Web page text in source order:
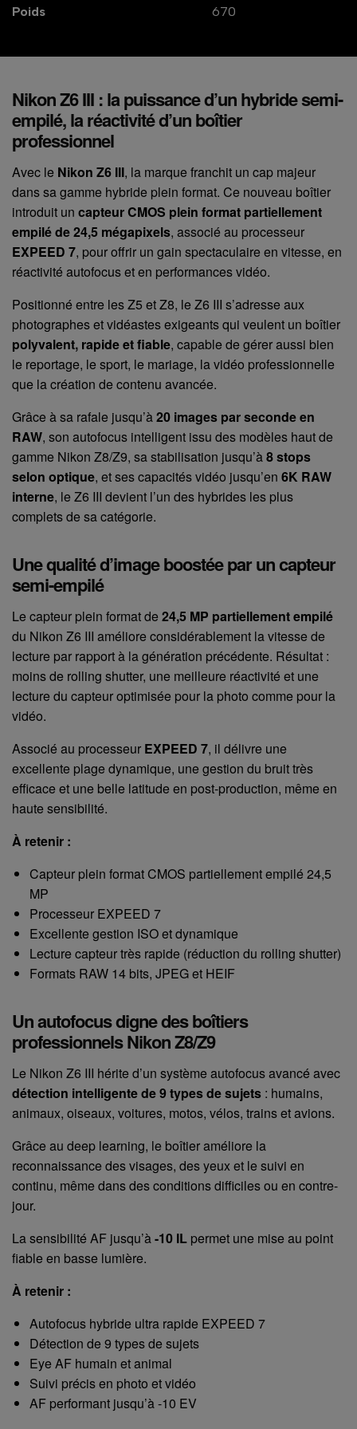
Poids 670
Nikon Z6 III : la puissance d’un hybride semi-
empilé, la réactivité d’un boîtier
professionnel
Avec le Nikon Z6 III, la marque franchit un cap majeur
dans sa gamme hybride plein format. Ce nouveau boîtier
introduit un capteur CMOS plein format partiellement
empilé de 24,5 mégapixels, associé au processeur
EXPEED 7, pour offrir un gain spectaculaire en vitesse, en
réactivité autofocus et en performances vidéo.
Positionné entre les Z5 et Z8, le Z6 III s’adresse aux
photographes et vidéastes exigeants qui veulent un boîtier
polyvalent, rapide et fiable, capable de gérer aussi bien
le reportage, le sport, le mariage, la vidéo professionnelle
que la création de contenu avancée.
Grâce à sa rafale jusqu’à20 images par seconde en
RAW, son autofocus intelligent issu des modèles haut de
gamme Nikon Z8/Z9, sa stabilisation jusqu’à8 stops
selon optique, et ses capacités vidéo jusqu’en 6K RAW
interne, le Z6 III devient l’un des hybrides les plus
complets de sa catégorie.
Une qualité d’image boostée par un capteur
semi-empilé
Le capteur plein format de 24,5 MP partiellement empilé
du Nikon Z6 III améliore considérablement la vitesse de
lecture par rapport à la génération précédente. Résultat :
moins de rolling shutter, une meilleure réactivité et une
lecture du capteur optimisée pour la photo comme pour la
vidéo.
Associé au processeur EXPEED 7, il délivre une
excellente plage dynamique, une gestion du bruit très
efficace et une belle latitude en post-production, même en
haute sensibilité.
À retenir :
Capteur plein format CMOS partiellement empilé 24,5
MP
Processeur EXPEED 7
Excellente gestion ISO et dynamique
Lecture capteur très rapide (réduction du rolling shutter)
Formats RAW 14 bits, JPEG et HEIF
Un autofocus digne des boîtiers
professionnels Nikon Z8/Z9
Le Nikon Z6 III hérite d’un système autofocus avancé avec
détection intelligente de 9 types de sujets : humains,
animaux, oiseaux, voitures, motos, vélos, trains et avions.
Grâce au deep learning, le boîtier améliore la
reconnaissance des visages, des yeux et le suivi en
continu, même dans des conditions difficiles ou en contre-
jour.
La sensibilité AF jusqu’à-10 IL permet une mise au point
fiable en basse lumière.
À retenir :
Autofocus hybride ultra rapide EXPEED 7
Détection de 9 types de sujets
Eye AF humain et animal
Suivi précis en photo et vidéo
AF performant jusqu’à -10 EV